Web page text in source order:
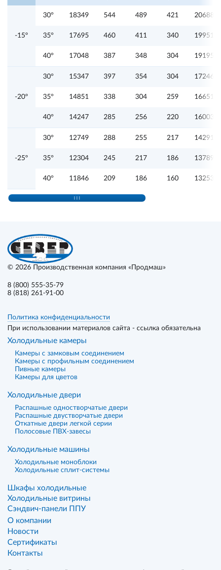
-15°
30° 18349 544 489 421 20688
35° 17695 460 411 340 19951
40° 17048 387 348 304 19195
-20°
30° 15347 397 354 304 17246
35° 14851 338 304 259 16651
40° 14247 285 256 220 16003
-25°
30° 12749 288 255 217 14291
35° 12304 245 217 186 13789
40° 11846 209 186 160 13253
© 2026 Производственная компания «Продмаш»
8 (800) 555-35-79
8 (818) 261-91-00
Политика конфиденциальности
При использовании материалов сайта - ссылка обязательна
Холодильные камеры
Камеры с замковым соединением
Камеры с профильным соединением
Пивные камеры
Камеры для цветов
Холодильные двери
Распашные одностворчатые двери
Распашные двустворчатые двери
Откатные двери легкой серии
Полосовые ПВХ-завесы
Холодильные машины
Холодильные моноблоки
Холодильные сплит-системы
Шкафы холодильные
Холодильные витрины
Сэндвич-панели ППУ
О компании
Новости
Сертификаты
Контакты